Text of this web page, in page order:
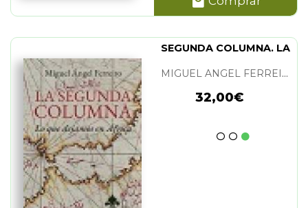
SEGUNDA COLUMNA. LA
MIGUEL ANGEL FERREIRO
32,00€